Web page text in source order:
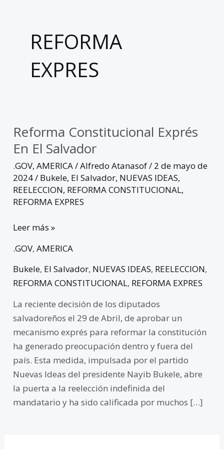
REFORMA
EXPRES
Reforma Constitucional Exprés
En El Salvador
.GOV,AMERICA/Alfredo Atanasof/ 2 de mayo de
2024/ Bukele, El Salvador, NUEVAS IDEAS,
REELECCION, REFORMA CONSTITUCIONAL,
REFORMA EXPRES
Reforma
constitucional
en
El
Salvador
Leer más »
.GOV,AMERICA
Bukele, El Salvador, NUEVAS IDEAS, REELECCION,
REFORMA CONSTITUCIONAL, REFORMA EXPRES
La reciente decisión de los diputados
salvadoreños el 29 de Abril, de aprobar un
mecanismo exprés para reformar la constitución
ha generado preocupación dentro y fuera del
país. Esta medida, impulsada por el partido
Nuevas Ideas del presidente Nayib Bukele, abre
la puerta a la reelección indefinida del
mandatario y ha sido calificada por muchos […]